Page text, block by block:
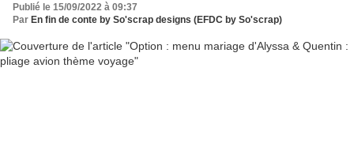
Publié le 15/09/2022 à 09:37
Par En fin de conte by So'scrap designs (EFDC by So'scrap)